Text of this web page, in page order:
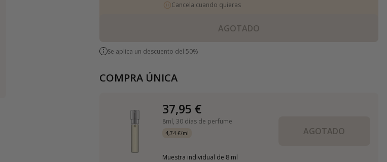
Cancela cuando quieras
AGOTADO
Se aplica un descuento del 50%
COMPRA ÚNICA
37,95 €
8ml, 30 días de perfume
4,74 €/ml
Muestra individual de 8 ml
AGOTADO